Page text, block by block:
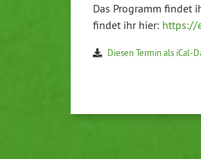
Das Programm findet
findet ihr hier: https://​
Diesen Termin als iCal-